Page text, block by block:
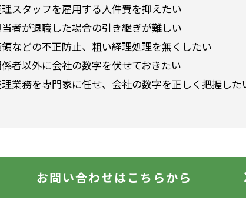
スタッフを雇用する人件費を抑えたい
者が退職した場合の引き継ぎが難しい
などの不正防止、粗い経理処理を無くしたい
者以外に会社の数字を伏せておきたい
業務を専門家に任せ、会社の数字を正しく把握した
お問い合わせはこちらから